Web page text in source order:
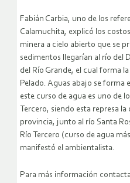
Fabián Carbia, uno de los
Calamuchita, explicó los
minera a cielo abierto que se
sedimentos llegarían al río del
del Río Grande, el cual forma
Pelado. Aguas abajo se forma
este curso de agua es uno de
Tercero, siendo esta represa
provincia, junto al río Santa
Río Tercero (curso de agua
manifestó el ambientalista.
Para más información